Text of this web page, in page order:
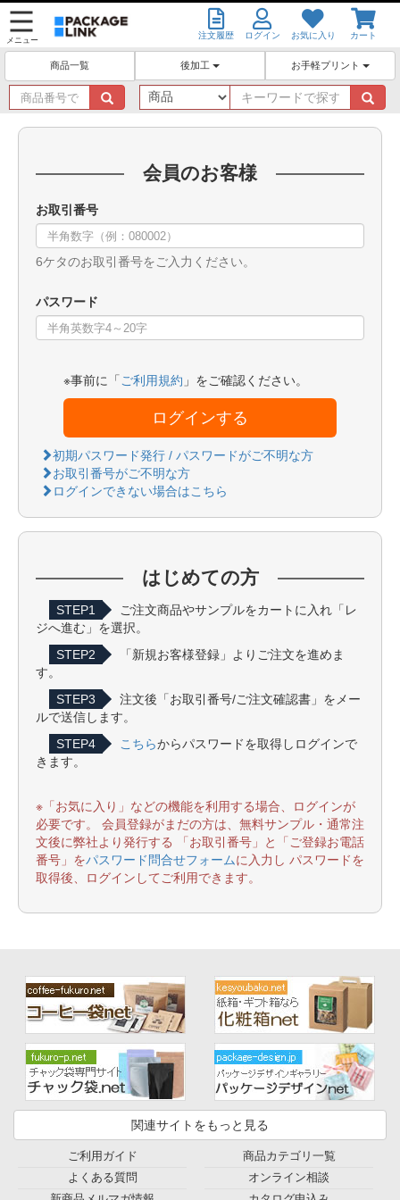
メニュー 注文履歴 ログイン お気に入り カート
商品一覧 後加工 お手軽プリント
商
品
番
キ
ー
ワ
会員のお客様
お取引番号
6ケタのお取引番号をご入力ください。
パスワード
※事前に「 ご利用規約 」をご確認ください。
ログインする
初期パスワード発行 / パスワードがご不明な方
お取引番号がご不明な方
ログインできない場合はこちら
はじめての方
STEP1
ご注文商品やサンプルをカートに入れ「レ
ジへ進む」を選択。
STEP2
「新規お客様登録」よりご注文を進めま
す。
STEP3
注文後「お取引番号/ご注文確認書」をメー
ルで送信します。
STEP4
こちらからパスワードを取得しログインで
きます。
※「お気に入り」などの機能を利用する場合、ログインが
必要です。 会員登録がまだの方は、無料サンプル・通常注
文後に弊社より発行する 「お取引番号」と「ご登録お電話
番号」をパスワード問合せフォームに入力し パスワードを
取得後、ログインしてご利用できます。
関連サイトをもっと見る
ご利用ガイド
よくある質問
商品カテゴリ一覧
オンライン相談